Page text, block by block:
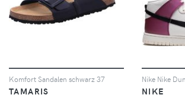
Komfort Sandalen schwarz 37
TAMARIS NIKE